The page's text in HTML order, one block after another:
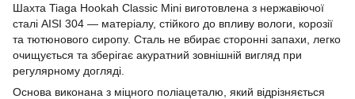
Шахта Tiaga Hookah Classic Mini виготовлена з нержавіючої
сталі AISI 304 — матеріалу, стійкого до впливу вологи, корозії
та тютюнового сиропу. Сталь не вбирає сторонні запахи, легко
очищується та зберігає акуратний зовнішній вигляд при
регулярному догляді.
Основа виконана з міцного поліацеталю, який відрізняється